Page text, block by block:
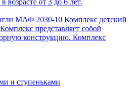
МАФ 2030-10 Комплекс детский
Комплекс представляет собой
конструкцию. Комплекс
и ступеньками